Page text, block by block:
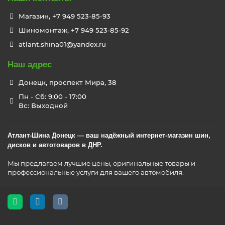
Магазин, +7 949 523-85-93
Шиномонтаж, +7 949 523-85-92
atlant.shina01@yandex.ru
Наш адрес
Донецк, проспект Мира, 38
Пн - Сб: 9:00 - 17:00
Вс: Выходной
Атлант-Шина Донецк — ваш надёжный интернет-магазин шин,
дисков и автотоваров в ДНР.
Мы предлагаем лучшие цены, оригинальные товары и
профессиональные услуги для вашего автомобиля.